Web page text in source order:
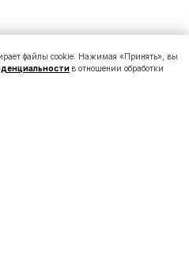
файлы cookie. Нажимая «Принять», вы
в отношении обработки